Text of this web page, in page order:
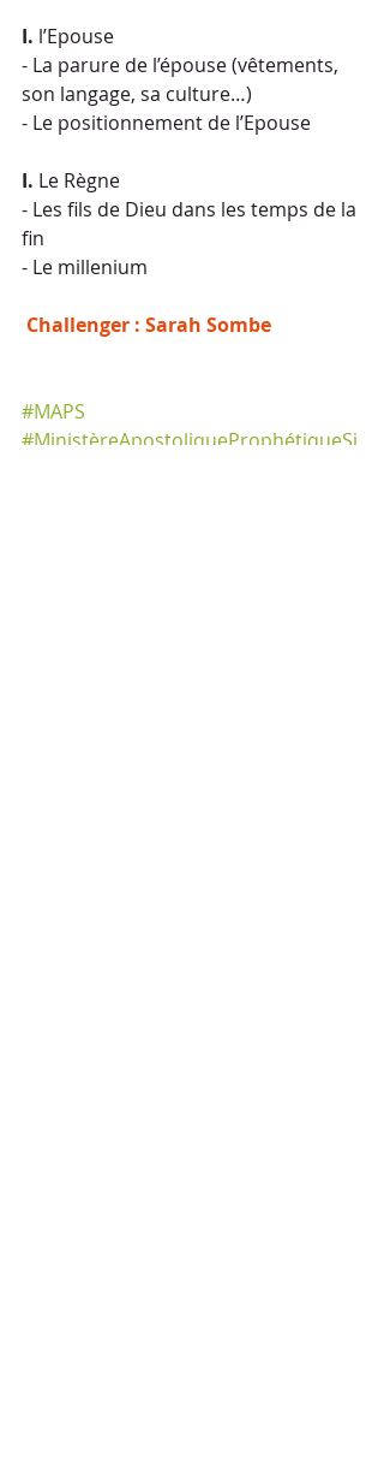
I. l’Epouse
- La parure de l’épouse (vêtements,
son langage, sa culture…)
- Le positionnement de l’Epouse
I. Le Règne
- Les fils de Dieu dans les temps de la
fin
- Le millenium
Challenger : Sarah Sombe
#MAPS
#MinistèreApostoliqueProphétiqueSi